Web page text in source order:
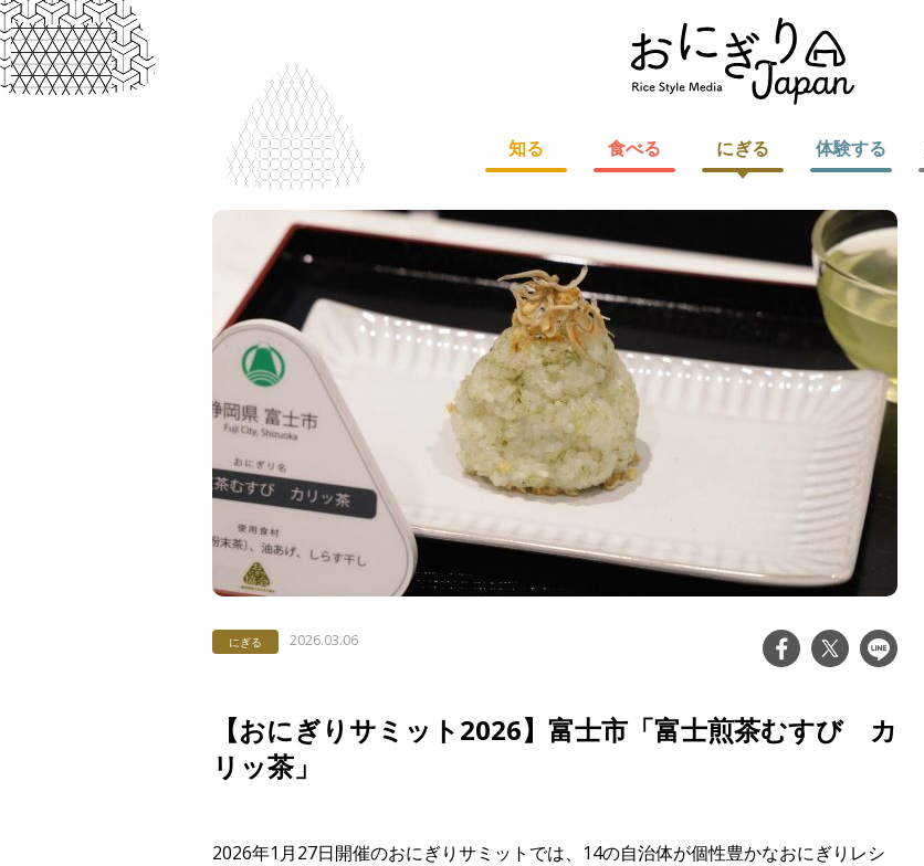
知る 食べる にぎる 体験する
にぎる 2026.03.06
【おにぎりサミット2026】富士市「富士煎茶むすび カ
リッ茶」
2026年1月27日開催のおにぎりサミットでは、14の自治体が個性豊かなおにぎりレシ